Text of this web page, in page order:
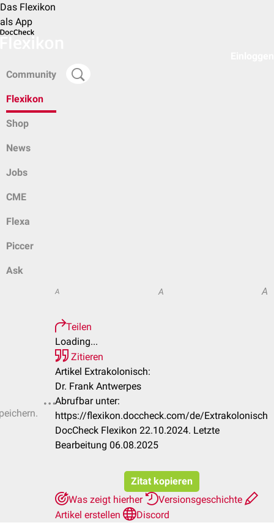
Das Flexikon
als App
Community
Flexikon
Shop
News
Jobs
CME
Flexa
Piccer
Ask
A A A
Teilen
Loading...
Zitieren
Artikel Extrakolonisch:
Dr. Frank Antwerpes
Abrufbar unter:
https://flexikon.doccheck.com/de/Extrakolonisch
DocCheck Flexikon 22.10.2024. Letzte
Bearbeitung 06.08.2025
Zitat kopieren
Was zeigt hierher
Versionsgeschichte
Artikel erstellen
Discord